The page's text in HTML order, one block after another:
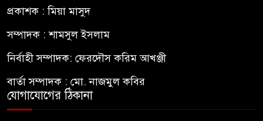
প্রকাশক : মিয়া মাসুদ
সম্পাদক : শামসুল ইসলাম
নির্বাহী সম্পাদক: ফেরদৌস করিম আখঞ্জী
বার্তা সম্পাদক : মো. নাজমুল কবির
যোগাযোগের ঠিকানা